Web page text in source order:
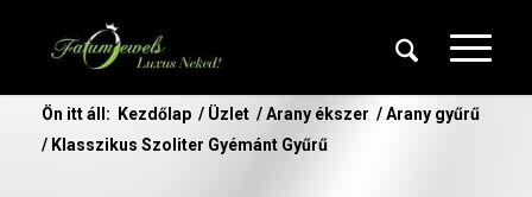
Ön itt áll: Kezdőlap / Üzlet / Arany ékszer / Arany gyűrű
/ Klasszikus Szoliter Gyémánt Gyűrű